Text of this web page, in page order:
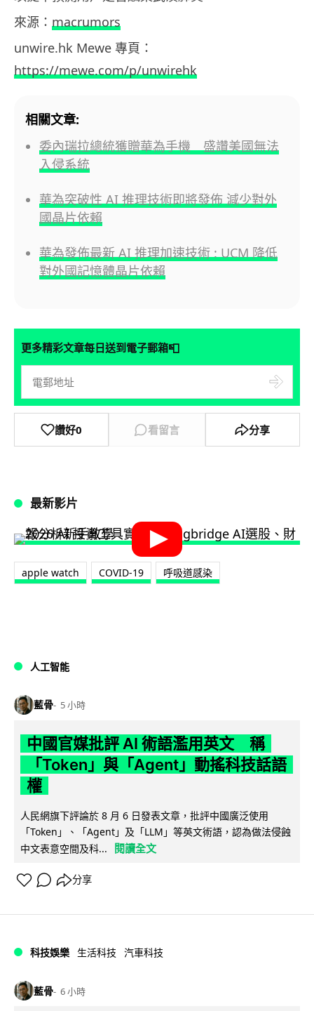
來源： macrumors
unwire.hk Mewe 專頁：
https://mewe.com/p/unwirehk
相關文章:
委內瑞拉總統獲贈華為手機 盛讚美國無法
入侵系統
華為突破性 AI 推理技術即將發佈 減少對外
國晶片依賴
華為發佈最新 AI 推理加速技術 : UCM 降低
對外國記憶體晶片依賴
更多精彩文章每日送到電子郵箱📮
讚好0 看留言 分享
最新影片
apple watch COVID-19 呼吸道感染
人工智能
藍骨 5 小時
中國官媒批評 AI 術語濫用英文 稱
「Token」與「Agent」動搖科技話語
權
人民網旗下評論於 8 月 6 日發表文章，批評中國廣泛使用
「Token」、「Agent」及「LLM」等英文術語，認為做法侵蝕
中文表意空間及科...
閱讀全文
分享
科技娛樂 生活科技 汽車科技
藍骨 6 小時